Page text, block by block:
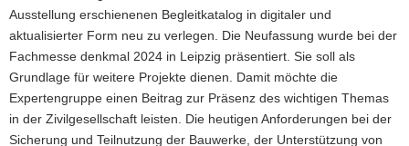
Ausstellung erschienenen Begleitkatalog in digitaler und
aktualisierter Form neu zu verlegen. Die Neufassung wurde bei der
Fachmesse denkmal 2024 in Leipzig präsentiert. Sie soll als
Grundlage für weitere Projekte dienen. Damit möchte die
Expertengruppe einen Beitrag zur Präsenz des wichtigen Themas
in der Zivilgesellschaft leisten. Die heutigen Anforderungen bei der
Sicherung und Teilnutzung der Bauwerke, der Unterstützung von